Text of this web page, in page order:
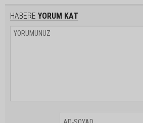
HABERE YORUM KAT